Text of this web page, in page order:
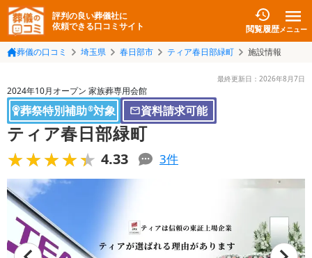
評判の良い葬儀社に
依頼できる口コミサイト
閲覧履歴メニュー
葬儀の口コミ 埼玉県 春日部市 ティア春日部緑町 施設情報
最終更新日： 2026年8月7日
2024年10月オープン 家族葬専用会館
葬祭特別補助®対象 資料請求可能
ティア春日部緑町
★★★★★
★★★★★ 4.33 3件